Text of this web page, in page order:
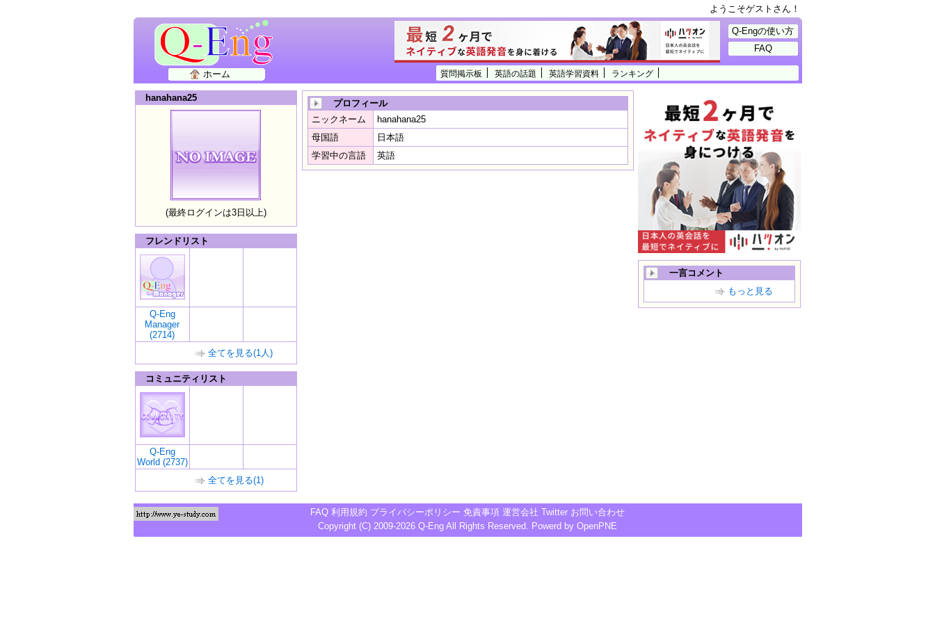
ようこそゲストさん！
質問掲示板 英語の話題 英語学習資料 ランキング
ホーム
Q-Engの使い方
FAQ
hanahana25
(最終ログインは3日以上)
フレンドリスト
Q-Eng
Manager
(2714)
全てを見る(1人)
コミュニティリスト
Q-Eng
World (2737)
全てを見る(1)
プロフィール
ニックネーム
hanahana25
母国語
日本語
学習中の言語
英語
一言コメント
もっと見る
FAQ 利用規約 プライバシーポリシー 免責事項 運営会社 Twitter お問い合わせ
Copyright (C) 2009-2026 Q-Eng All Rights Reserved. Powerd by OpenPNE